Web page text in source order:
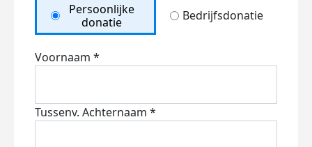
Persoonlijke
donatie
Bedrijfsdonatie
Voornaam *
Tussenv. Achternaam *